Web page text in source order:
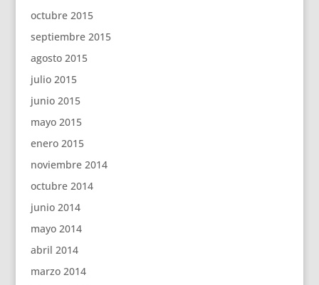
octubre 2015
septiembre 2015
agosto 2015
julio 2015
junio 2015
mayo 2015
enero 2015
noviembre 2014
octubre 2014
junio 2014
mayo 2014
abril 2014
marzo 2014